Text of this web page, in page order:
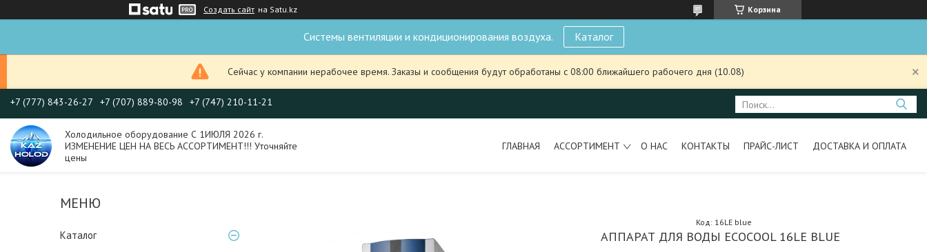
Создать сайт на Satu.kz Корзина
Системы вентиляции и кондиционирования воздуха. Каталог
Сейчас у компании нерабочее время. Заказы и сообщения будут обработаны с 08:00 ближайшего рабочего дня (10.08)
+7 (777) 843-26-27 +7 (707) 889-80-98 +7 (747) 210-11-21
Холодильное оборудование С 1ИЮЛЯ 2026 г.
ИЗМЕНЕНИЕ ЦЕН НА ВЕСЬ АССОРТИМЕНТ!!! Уточняйте
цены
ГЛАВНАЯ АССОРТИМЕНТ О НАС КОНТАКТЫ ПРАЙС-ЛИСТ ДОСТАВКА И ОПЛАТА
Каталог АППАРАТ ДЛЯ ВОДЫ ECOCOOL 16LE BLUE
Код: 16LE blue